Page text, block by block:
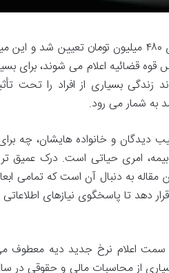
قضائیه اعلام می شوند، برای
زندگی بسیاری از افراد را تحت
به شمار می رود.
دیدگان و خانواده هایشان، چه
امری حیاتی است. درک عمیق
به دنبال آن است که تمامی
سمت اعلام نرخ جدید دیه معطوف
از محاسبات مالی و حقوقی در